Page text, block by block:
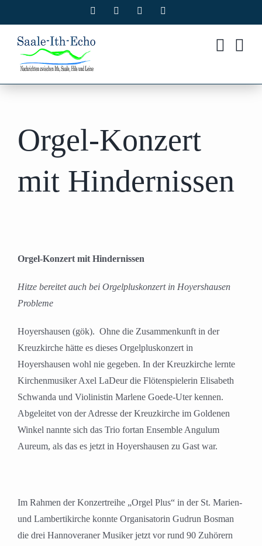
Inhalt
springen
Facebook Instagram
Orgel-Konzert
mit Hindernissen
Orgel-Konzert mit Hindernissen
Hitze bereitet auch bei Orgelpluskonzert in Hoyershausen
Probleme
Hoyershausen (gök). Ohne die Zusammenkunft in der
Kreuzkirche hätte es dieses Orgelpluskonzert in
Hoyershausen wohl nie gegeben. In der Kreuzkirche lernte
Kirchenmusiker Axel LaDeur die Flötenspielerin Elisabeth
Schwanda und Violinistin Marlene Goede-Uter kennen.
Abgeleitet von der Adresse der Kreuzkirche im Goldenen
Winkel nannte sich das Trio fortan Ensemble Angulum
Aureum, als das es jetzt in Hoyershausen zu Gast war.
Im Rahmen der Konzertreihe „Orgel Plus“ in der St. Marien-
und Lambertikirche konnte Organisatorin Gudrun Bosman
die drei Hannoveraner Musiker jetzt vor rund 90 Zuhörern